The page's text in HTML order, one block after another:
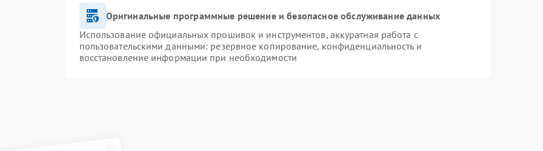
Оригинальные программные решение и безопасное обслуживание данных
Использование официальных прошивок и инструментов, аккуратная работа с
пользовательскими данными: резервное копирование, конфиденциальность и
восстановление информации при необходимости